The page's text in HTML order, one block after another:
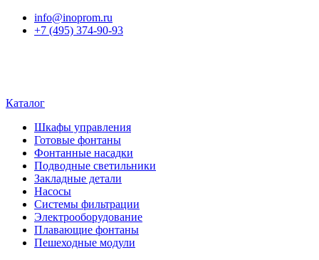
info@inoprom.ru
+7 (495) 374-90-93
Каталог
Шкафы управления
Готовые фонтаны
Фонтанные насадки
Подводные светильники
Закладные детали
Насосы
Системы фильтрации
Электрооборудование
Плавающие фонтаны
Пешеходные модули